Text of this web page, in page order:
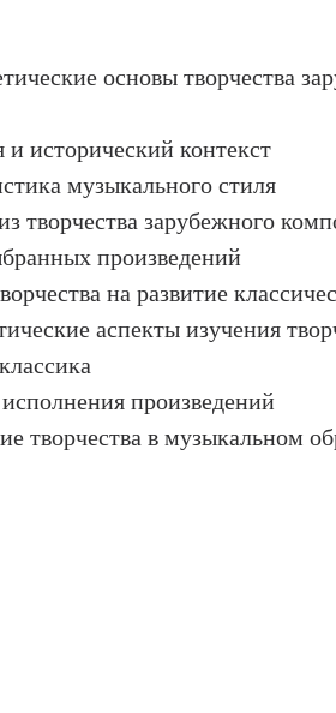
основы творчества
и исторический контекст
музыкального стиля
творчества зарубежного
произведений
на развитие
аспекты изучения
произведений
творчества в музыкальном